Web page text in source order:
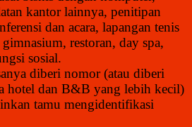
kantor lainnya, penitipan
dan acara, lapangan tenis
restoran, day spa,
sosial.
diberi nomor (atau diberi
hotel dan B&B yang lebih kecil)
tamu mengidentifikasi